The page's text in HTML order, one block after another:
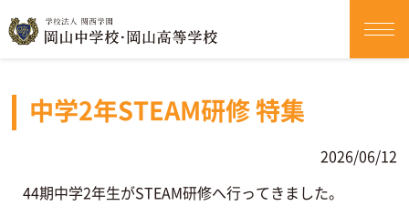
中学2年STEAM研修 特集
2026/06/12
44期中学2年生がSTEAM研修へ行ってきました。